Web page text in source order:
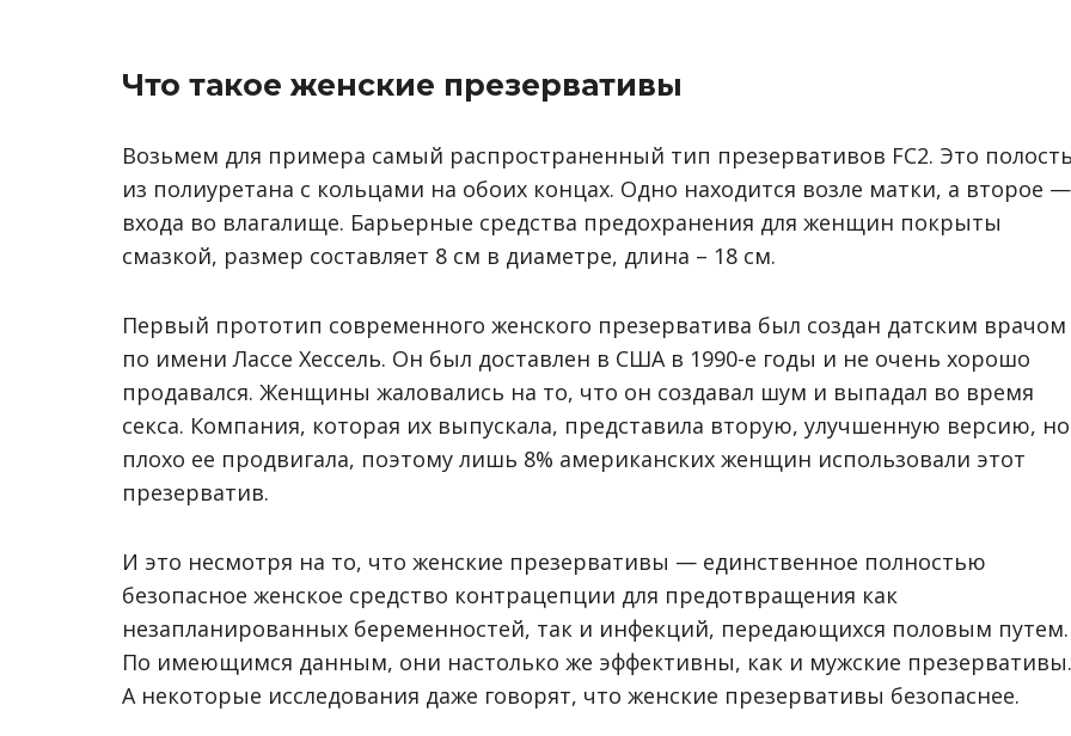
Что такое женские презервативы
Возьмем для примера самый распространенный тип презервативов FC2. Это
из полиуретана с кольцами на обоих концах. Одно находится возле матки, а второе
входа во влагалище. Барьерные средства предохранения для женщин покрыты
смазкой, размер составляет 8 см в диаметре, длина – 18 см.
Первый прототип современного женского презерватива был создан датским врачом
по имени Лассе Хессель. Он был доставлен в США в 1990-е годы и не очень хорошо
продавался. Женщины жаловались на то, что он создавал шум и выпадал во время
секса. Компания, которая их выпускала, представила вторую, улучшенную версию, но
плохо ее продвигала, поэтому лишь 8% американских женщин использовали этот
презерватив.
И это несмотря на то, что женские презервативы — единственное полностью
безопасное женское средство контрацепции для предотвращения как
незапланированных беременностей, так и инфекций, передающихся половым путем.
По имеющимся данным, они настолько же эффективны, как и мужские презервативы.
А некоторые исследования даже говорят, что женские презервативы безопаснее.